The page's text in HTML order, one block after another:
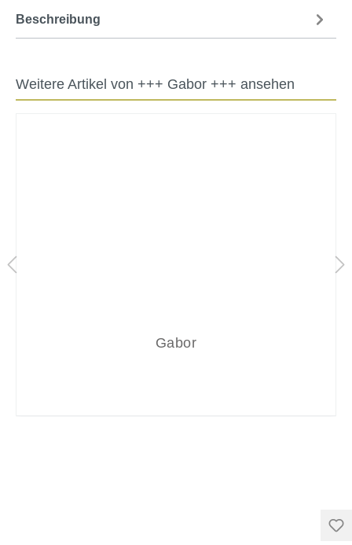
Weitere Artikel von +++ Gabor +++ ansehen
Gabor
Beschreibung